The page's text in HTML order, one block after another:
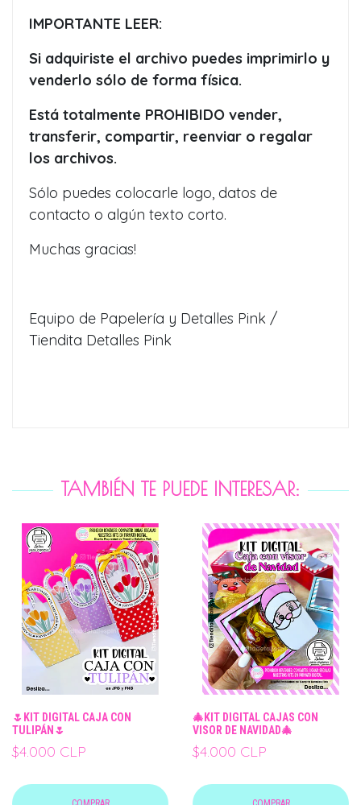
IMPORTANTE LEER:
Si adquiriste el archivo puedes imprimirlo y
venderlo sólo de forma física.
Está totalmente PROHIBIDO vender,
transferir, compartir, reenviar o regalar
los archivos.
Sólo puedes colocarle logo, datos de
contacto o algún texto corto.
Muchas gracias!
Equipo de Papelería y Detalles Pink /
Tiendita Detalles Pink
TAMBIÉN TE PUEDE INTERESAR:
🌷KIT DIGITAL CAJA CON
TULIPÁN🌷
$4.000 CLP
🎄KIT DIGITAL CAJAS CON
VISOR DE NAVIDAD🎄
$4.000 CLP